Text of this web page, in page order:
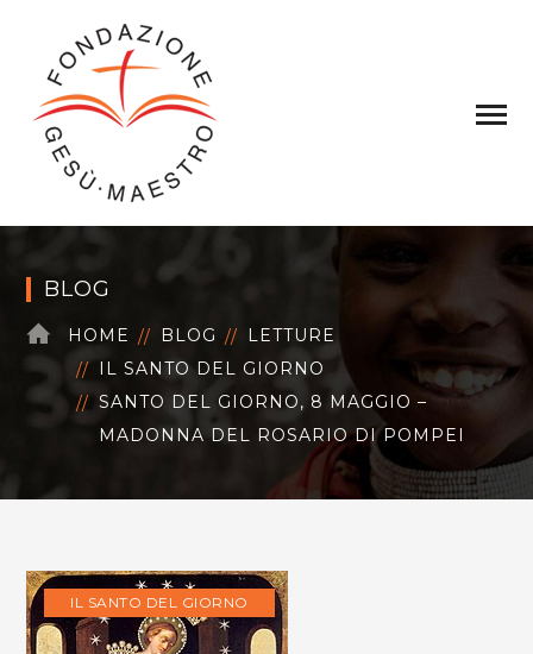
BLOG
HOME BLOG
LETTURE
IL SANTO DEL GIORNO
SANTO DEL GIORNO, 8 MAGGIO –
MADONNA DEL ROSARIO DI POMPEI
IL SANTO DEL GIORNO